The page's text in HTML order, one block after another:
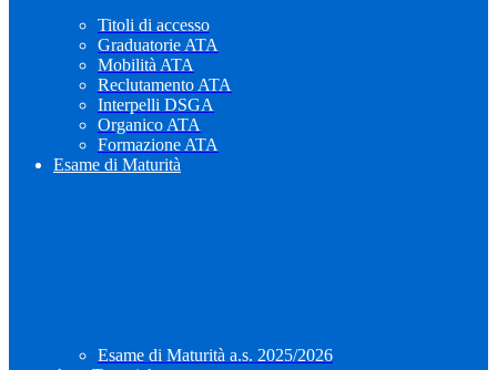
Titoli di accesso
Graduatorie ATA
Mobilità ATA
Reclutamento ATA
Interpelli DSGA
Organico ATA
Formazione ATA
Esame di Maturità
Esame di Maturità a.s. 2025/2026